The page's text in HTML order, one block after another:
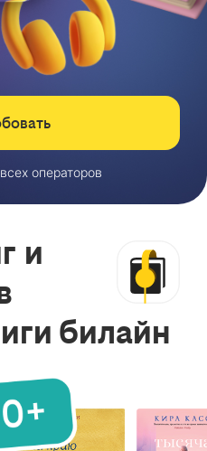
операторов
и
билайн